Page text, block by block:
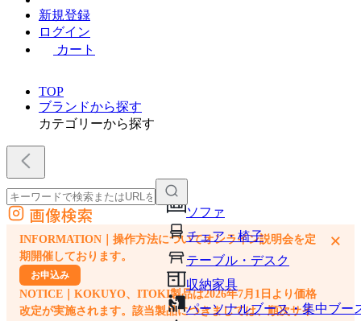
新規登録
ログイン
カート
TOP
ブランドから探す
カテゴリーから探す
ソファ
チェア・椅子
テーブル・デスク
収納家具
パーソナルブース・集中ブー
外部サイトの商品をカートに追加
他のサイトで見つけた商品ページのURLを貼り付けて、カートに追加できます
画像検索
INFORMATION｜操作方法についてオンライン説明会を定
期開催しております。
お申込み
NOTICE｜KOKUYO、ITOKI製品は2026年7月1日より価格
改定が実施されます。該当製品につきましては、順次サイ
×